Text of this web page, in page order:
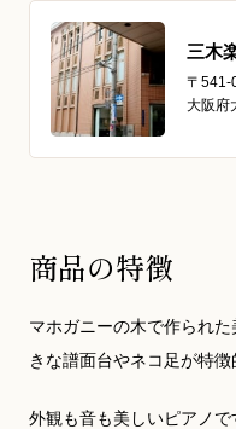
三木
〒541-
大阪府
商品の特徴
マホガニーの木で作られ
きな譜面台やネコ足が特徴
外観も音も美しいピアノ